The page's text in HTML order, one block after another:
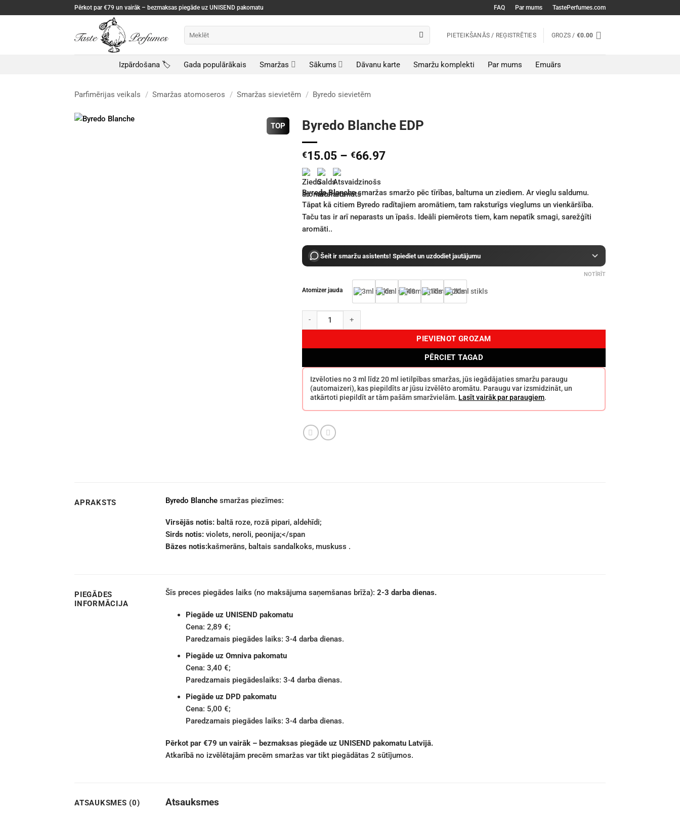
to
Pērkot par €79 un vairāk – bezmaksas piegāde uz UNISEND pakomatu FAQ Par mums TastePerfumes.com
PIETEIKŠANĀS / REĢISTRĒTIES GROZS / €0.00
Izpārdošana 🏷️ Gada populārākais Smaržas Sākums Dāvanu karte Smaržu komplekti Par mums Emuārs
Parfimērijas veikals / Smaržas atomoseros / Smaržas sievietēm / Byredo sievietēm
TOP Byredo Blanche EDP
€15.05 – €66.97Price
through
€66.97
Byredo Blanchesmaržas smaržo pēc tīrības, baltuma un ziediem. Ar vieglu saldumu.
Tāpat kā citiem Byredo radītajiem aromātiem, tam raksturīgs vieglums un vienkāršība.
Taču tas ir arī neparasts un īpašs. Ideāli piemērots tiem, kam nepatīk smagi, sarežģīti
aromāti..
Šeit ir smaržu asistents! Spiediet un uzdodiet jautājumu
Atomizer jauda
NOTĪRĪT
PIEVIENOT GROZAM
PĒRCIET TAGAD
Izvēloties no 3 ml līdz 20 ml ietilpības smaržas, jūs iegādājaties smaržu paraugu
(automaizeri), kas piepildīts ar jūsu izvēlēto aromātu. Paraugu var izsmidzināt, un
atkārtoti piepildīt ar tām pašām smaržvielām. Lasīt vairāk par paraugiem.
APRAKSTS Byredo Blanche smaržas piezīmes:
Virsējās notis: baltā roze, rozā pipari, aldehīdi;
Sirds notis: violets, neroli, peonija;</span
Bāzes notis:kašmerāns, baltais sandalkoks, muskuss .
PIEGĀDES
INFORMĀCIJA
Šīs preces piegādes laiks (no maksājuma saņemšanas brīža): 2-3 darba dienas.
Piegāde uz UNISEND pakomatu
Cena: 2,89 €;
Paredzamais piegādes laiks: 3-4 darba dienas.
Piegāde uz Omniva pakomatu
Cena: 3,40 €;
Paredzamais piegādeslaiks: 3-4 darba dienas.
Piegāde uz DPD pakomatu
Cena: 5,00 €;
Paredzamais piegādes laiks: 3-4 darba dienas.
Pērkot par €79 un vairāk – bezmaksas piegāde uz UNISEND pakomatu Latvijā.
Atkarībā no izvēlētajām precēm smaržas var tikt piegādātas 2 sūtījumos.
ATSAUKSMES (0) Atsauksmes